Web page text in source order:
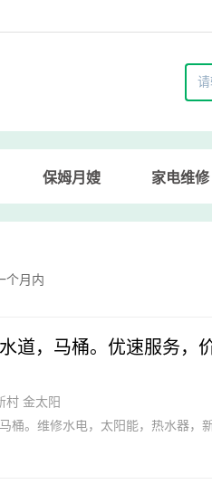
保姆月嫂 家电维修
个月内
道，马桶。优速服务，
新园路 阳新绿水 黎阳新村 金太阳
桶。维修水电，太阳能，热水器，